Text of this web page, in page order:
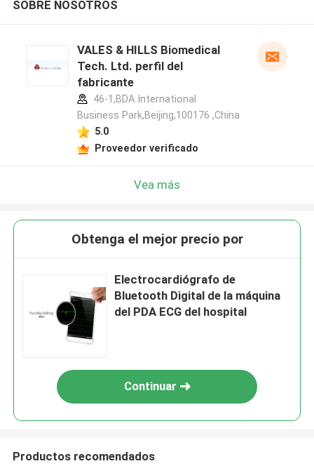
SOBRE NOSOTROS
VALES & HILLS Biomedical
Tech. Ltd. perfil del
fabricante
46-1,BDA International
Business Park,Beijing,100176 ,China
5.0
Proveedor verificado
Vea más
Obtenga el mejor precio por
Electrocardiógrafo de
Bluetooth Digital de la máquina
del PDA ECG del hospital
Continuar
Productos recomendados